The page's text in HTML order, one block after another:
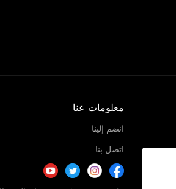
معلومات عنا
انضم إلينا
اتصل بنا